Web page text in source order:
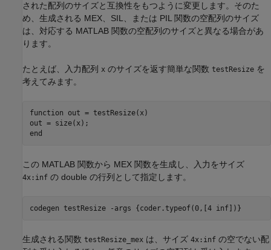
された配列のサイズと互換性をもつように変更します。そのた
め、生成される MEX、SIL、または PIL 関数の空配列のサイズ
は、対応する MATLAB 関数の空配列のサイズと異なる場合があ
ります。
たとえば、入力配列 x のサイズを返す簡単な関数 testResize を
考えてみます。
function out = testResize(x)
end
この MATLAB 関数から MEX 関数を生成し、入力をサイズ
4x:inf の double の行列として指定します。
codegen testResize -args {coder.typeof(0,[4 inf])}
生成される関数 testResize_mex は、サイズ 4x:inf の空でない配